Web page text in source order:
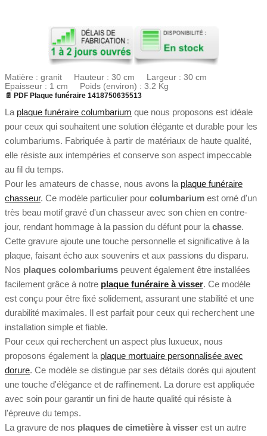
Matière : granit Hauteur : 30 cm Largeur : 30 cm
Epaisseur : 1 cm Poids (environ) : 3.2 Kg
📄 PDF Plaque funéraire 1418750635513
La plaque funéraire columbarium que nous proposons est idéale
pour ceux qui souhaitent une solution élégante et durable pour les
columbariums. Fabriquée à partir de matériaux de haute qualité,
elle résiste aux intempéries et conserve son aspect impeccable
au fil du temps.
Pour les amateurs de chasse, nous avons la plaque funéraire
chasseur. Ce modèle particulier pour columbarium est orné d'un
très beau motif gravé d'un chasseur avec son chien en contre-
jour, rendant hommage à la passion du défunt pour la chasse.
Cette gravure ajoute une touche personnelle et significative à la
plaque, faisant écho aux souvenirs et aux passions du disparu.
Nos plaques colombariums peuvent également être installées
facilement grâce à notre plaque funéraire à visser. Ce modèle
est conçu pour être fixé solidement, assurant une stabilité et une
durabilité maximales. Il est parfait pour ceux qui recherchent une
installation simple et fiable.
Pour ceux qui recherchent un aspect plus luxueux, nous
proposons également la plaque mortuaire personnalisée avec
dorure. Ce modèle se distingue par ses détails dorés qui ajoutent
une touche d'élégance et de raffinement. La dorure est appliquée
avec soin pour garantir un fini de haute qualité qui résiste à
l'épreuve du temps.
La gravure de nos plaques de cimetière à visser est un autre